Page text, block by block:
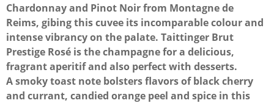
Chardonnay and Pinot Noir from Montagne de
Reims, gibing this cuvee its incomparable colour and
intense vibrancy on the palate. Taittinger Brut
Prestige Rosé is the champagne for a delicious,
fragrant aperitif and also perfect with desserts.
A smoky toast note bolsters flavors of black cherry
and currant, candied orange peel and spice in this